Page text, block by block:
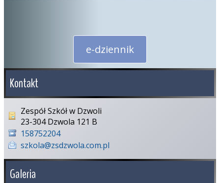
e-dziennik
Kontakt
Zespół Szkół w Dzwoli
23-304 Dzwola 121 B
158752204
szkola@zsdzwola.com.pl
Galeria